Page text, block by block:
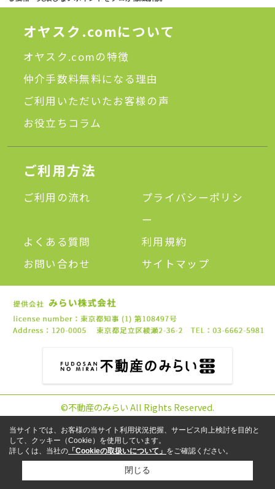
オヤスク.comについて
オヤスク.comの特徴
仲介手数料無料になる理由
ご利用いただいたお客様の声
お役立ちコラム
ご利用方法
ご利用の流れ
プライバシーポリシ
ー
よくある質問
利用規約
お問い合わせ
サイトマップ
©不動産のみらい All Rights Reserved.
当サイトでは、お客様の当サイト利用状況把握、サービス向上検討を目的と
して、クッキー（Cookie）を使用しています。
詳しくは、当社の 「Cookieの取扱いについて」 をご確認ください。
閉じる